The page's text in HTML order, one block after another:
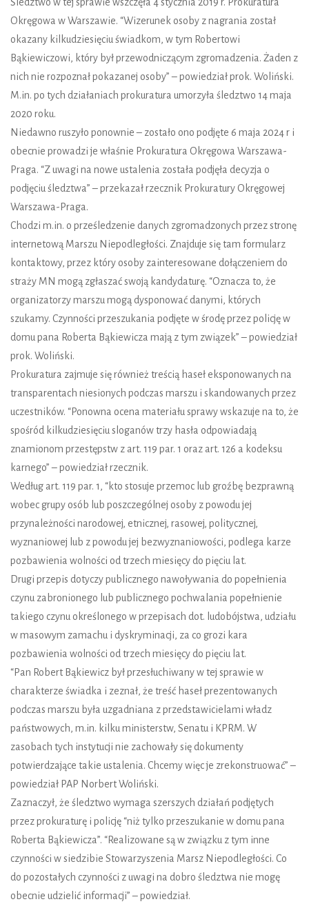
Okręgowa w Warszawie. “Wizerunek osoby z nagrania został
okazany kilkudziesięciu świadkom, w tym Robertowi
Bąkiewiczowi, który był przewodniczącym zgromadzenia. Żaden z
nich nie rozpoznał pokazanej osoby” – powiedział prok. Woliński.
M.in. po tych działaniach prokuratura umorzyła śledztwo 14 maja
2020 roku.
Niedawno ruszyło ponownie – zostało ono podjęte 6 maja 2024 r i
obecnie prowadzi je właśnie Prokuratura Okręgowa Warszawa-
Praga. “Z uwagi na nowe ustalenia została podjęła decyzja o
podjęciu śledztwa” – przekazał rzecznik Prokuratury Okręgowej
Warszawa-Praga.
Chodzi m.in. o prześledzenie danych zgromadzonych przez stronę
internetową Marszu Niepodległości. Znajduje się tam formularz
kontaktowy, przez który osoby zainteresowane dołączeniem do
straży MN mogą zgłaszać swoją kandydaturę. “Oznacza to, że
organizatorzy marszu mogą dysponować danymi, których
szukamy. Czynności przeszukania podjęte w środę przez policję w
domu pana Roberta Bąkiewicza mają z tym związek” – powiedział
prok. Woliński.
Prokuratura zajmuje się również treścią haseł eksponowanych na
transparentach niesionych podczas marszu i skandowanych przez
uczestników. “Ponowna ocena materiału sprawy wskazuje na to, że
spośród kilkudziesięciu sloganów trzy hasła odpowiadają
znamionom przestępstw z art. 119 par. 1 oraz art. 126 a kodeksu
karnego” – powiedział rzecznik.
Według art. 119 par. 1, “kto stosuje przemoc lub groźbę bezprawną
wobec grupy osób lub poszczególnej osoby z powodu jej
przynależności narodowej, etnicznej, rasowej, politycznej,
wyznaniowej lub z powodu jej bezwyznaniowości, podlega karze
pozbawienia wolności od trzech miesięcy do pięciu lat.
Drugi przepis dotyczy publicznego nawoływania do popełnienia
czynu zabronionego lub publicznego pochwalania popełnienie
takiego czynu określonego w przepisach dot. ludobójstwa, udziału
w masowym zamachu i dyskryminacji, za co grozi kara
pozbawienia wolności od trzech miesięcy do pięciu lat.
“Pan Robert Bąkiewicz był przesłuchiwany w tej sprawie w
charakterze świadka i zeznał, że treść haseł prezentowanych
podczas marszu była uzgadniana z przedstawicielami władz
państwowych, m.in. kilku ministerstw, Senatu i KPRM. W
zasobach tych instytucji nie zachowały się dokumenty
potwierdzające takie ustalenia. Chcemy więc je zrekonstruować” –
powiedział PAP Norbert Woliński.
Zaznaczył, że śledztwo wymaga szerszych działań podjętych
przez prokuraturę i policję “niż tylko przeszukanie w domu pana
Roberta Bąkiewicza”. “Realizowane są w związku z tym inne
czynności w siedzibie Stowarzyszenia Marsz Niepodległości. Co
do pozostałych czynności z uwagi na dobro śledztwa nie mogę
obecnie udzielić informacji” – powiedział.